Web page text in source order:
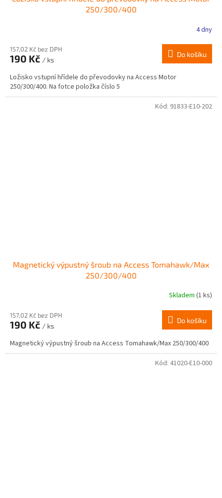
250/300/400
4 dny
157,02 Kč bez DPH
190 Kč / ks
Do košíku
Ložisko vstupní hřídele do převodovky na Access Motor
250/300/400. Na fotce položka číslo 5
Magnetický výpustný šroub na Access Tomahawk/Max
250/300/400
Skladem (1 ks)
157,02 Kč bez DPH
190 Kč / ks
Do košíku
Magnetický výpustný šroub na Access Tomahawk/Max 250/300/400
Kód: 91833-E10-202
Kód: 41020-E10-000